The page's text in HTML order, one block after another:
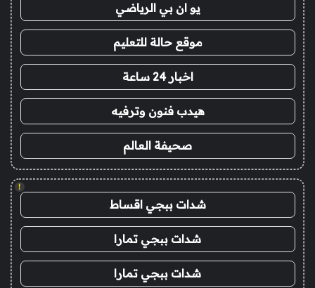
يو ان بي الرياضي
موقع حالة للتعليم
اخبار 24 ساعة
هيدب فنون وترفيه
صحيفة العالم
!
شدات ببجي اقساط
شدات ببجي تمارا
شدات ببجي تمارا